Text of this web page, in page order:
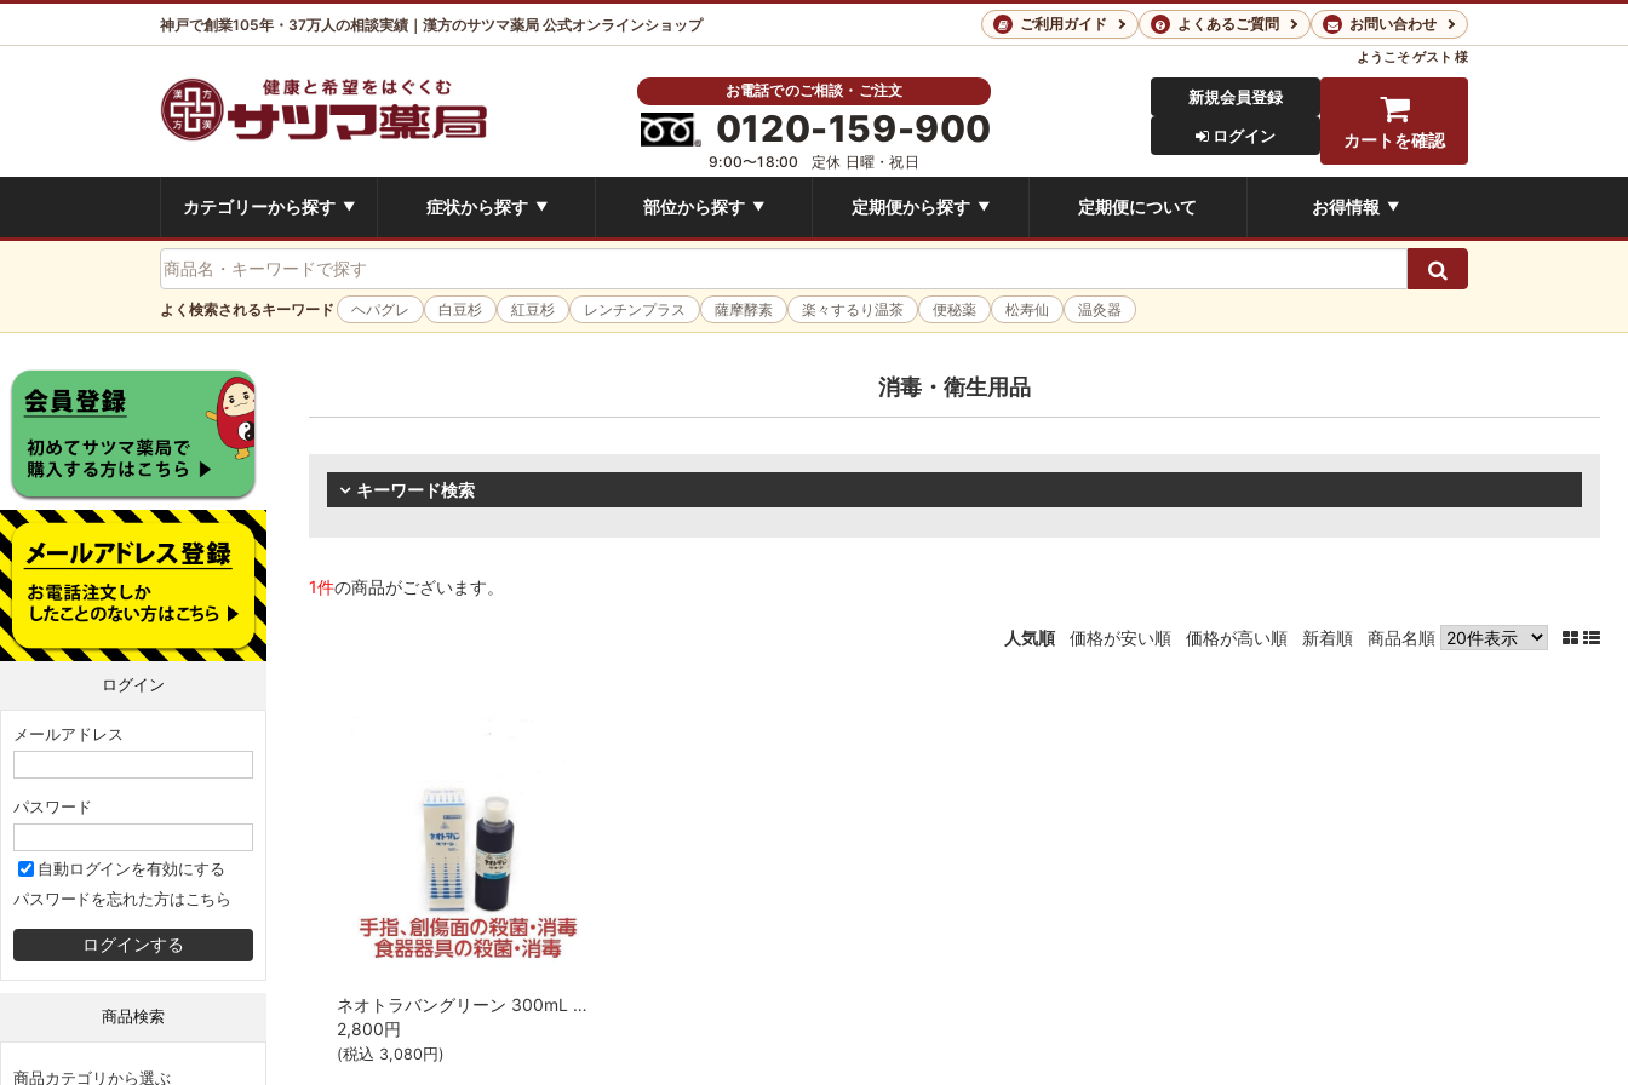
神戸で創業105年・37万人の相談実績｜漢方のサツマ薬局 公式オンラインショップ ご利用ガイド よくあるご質問 お問い合わせ
お電話でのご相談・ご注文
0120-159-900
9:00〜18:00 定休 日曜・祝日
ようこそゲスト 様
新規会員登録
ログイン
カートを確認
カテゴリーから探す ▼ 症状から探す ▼ 部位から探す ▼ 定期便から探す ▼ 定期便について お得情報 ▼
検索
よく検索されるキーワード ヘパグレ 白豆杉 紅豆杉 レンチンプラス 薩摩酵素 楽々するり温茶 便秘薬 松寿仙 温灸器
ログイン
メールアドレス
パスワード
自動ログインを有効にする
パスワードを忘れた方はこちら
商品検索
商品カテゴリから選ぶ
消毒・衛生用品
キーワード検索
1件の商品がございます。
人気順 価格が安い順 価格が高い順 新着順 商品名順
ネオトラバングリーン 300mL 【第3類医薬品】[ホノミ剤盛堂薬品]
2,800円
(税込 3,080円)